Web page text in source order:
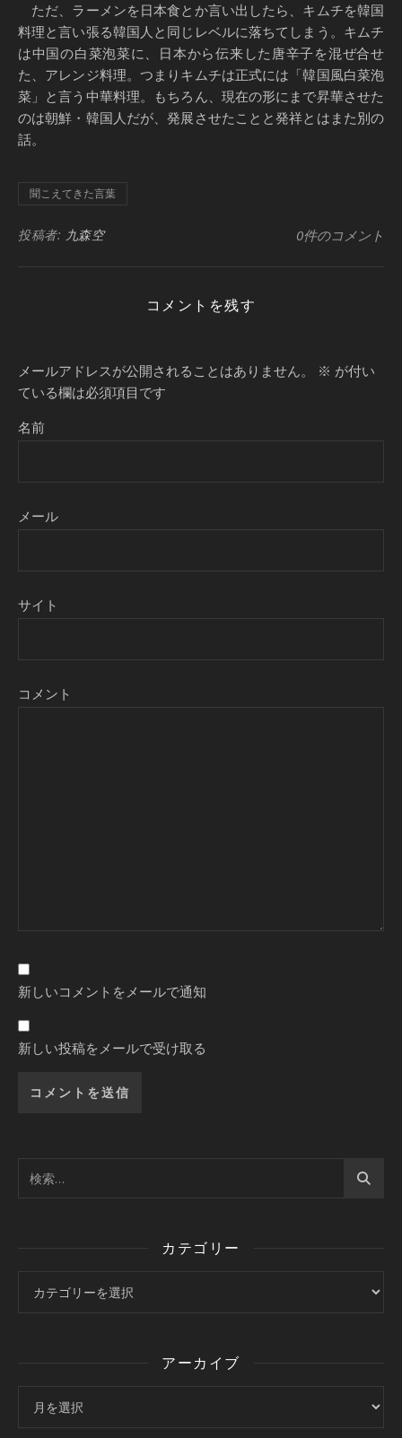
ただ、ラーメンを日本食とか言い出したら、キムチを韓国
料理と言い張る韓国人と同じレベルに落ちてしまう。キムチ
は中国の白菜泡菜に、日本から伝来した唐辛子を混ぜ合せ
た、アレンジ料理。つまりキムチは正式には「韓国風白菜泡
菜」と言う中華料理。もちろん、現在の形にまで昇華させた
のは朝鮮・韓国人だが、発展させたことと発祥とはまた別の
話。
聞こえてきた言葉
投稿者: 九森空 0件のコメント
コメントを残す
メールアドレスが公開されることはありません。 ※ が付い
ている欄は必須項目です
名前
メール
サイト
コメント
新しいコメントをメールで通知
新しい投稿をメールで受け取る
カテゴリー
アーカイブ